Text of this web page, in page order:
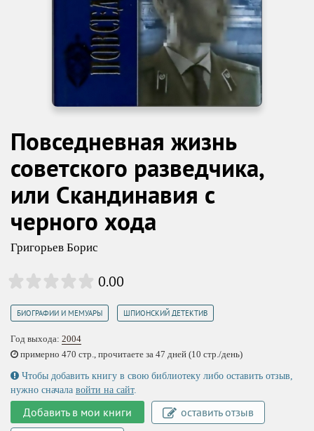
Повседневная жизнь
советского разведчика,
или Скандинавия с
черного хода
Григорьев Борис
0.00
БИОГРАФИИ И МЕМУАРЫ ШПИОНСКИЙ ДЕТЕКТИВ
Год выхода: 2004
примерно 470 стр., прочитаете за 47 дней (10 стр./день)
Чтобы добавить книгу в свою библиотеку либо оставить отзыв,
нужно сначала войти на сайт.
Добавить в мои книги
оставить отзыв